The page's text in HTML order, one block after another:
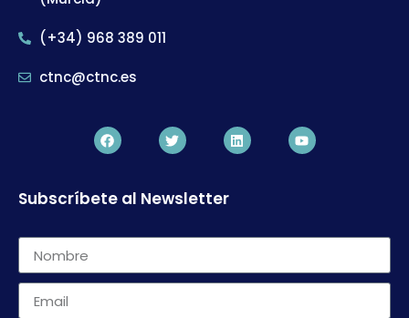
(+34) 968 389 011
ctnc@ctnc.es
Subscríbete al Newsletter